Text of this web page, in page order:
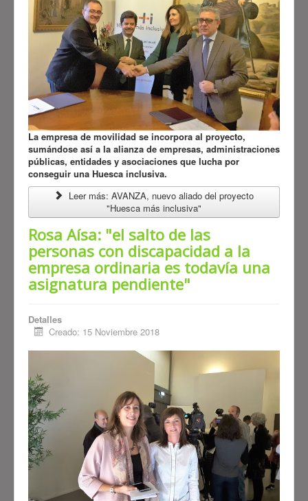
La empresa de movilidad se incorpora al proyecto,
sumándose así a la alianza de empresas, administraciones
públicas, entidades y asociaciones que lucha por
conseguir una Huesca inclusiva.
Leer más: AVANZA, nuevo aliado del proyecto
"Huesca más inclusiva"
Rosa Aísa: "el salto de las
personas con discapacidad a la
empresa ordinaria es todavía una
asignatura pendiente"
Detalles
Creado: 15 Noviembre 2018